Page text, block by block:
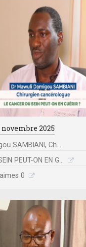
novembre 2025
SAMBIANI, Ch...
PEUT-ON EN G...
0